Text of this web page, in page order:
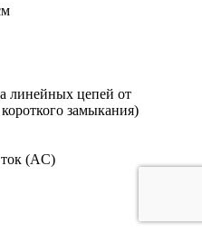
линейных цепей от
замыкания)
(AC)